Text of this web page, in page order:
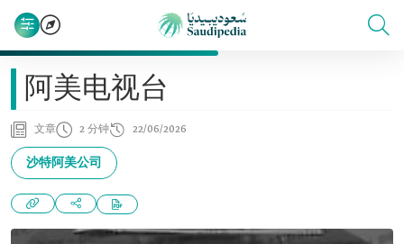
阿美电视台
文章 2 分钟 22/06/2026
沙特阿美公司